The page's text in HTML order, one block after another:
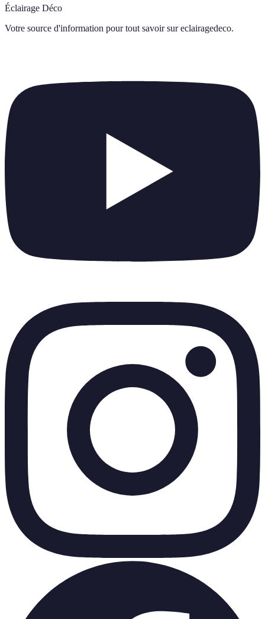
Éclairage Déco
Votre source d'information pour tout savoir sur eclairagedeco.